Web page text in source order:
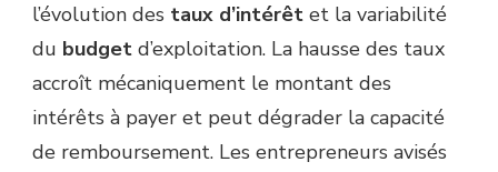
l’évolution des taux d’intérêt et la variabilité
du budget d’exploitation. La hausse des taux
accroît mécaniquement le montant des
intérêts à payer et peut dégrader la capacité
de remboursement. Les entrepreneurs avisés